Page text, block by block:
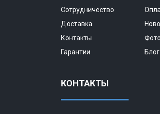
Сотрудничество
Доставка
Контакты
Гарантии
Блог
КОНТАКТЫ